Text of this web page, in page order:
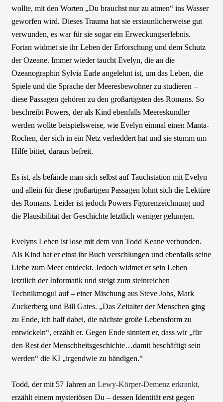
wollte, mit den Worten „Du brauchst nur zu atmen“ ins Wasser
geworfen wird. Dieses Trauma hat sie erstaunlicherweise gut
verwunden, es war für sie sogar ein Erweckungserlebnis.
Fortan widmet sie ihr Leben der Erforschung und dem Schutz
der Ozeane. Immer wieder taucht Evelyn, die an die
Ozeanographin Sylvia Earle angelehnt ist, um das Leben, die
Spiele und die Sprache der Meeresbewohner zu studieren –
diese Passagen gehören zu den großartigsten des Romans. So
beschreibt Powers, der als Kind ebenfalls Meereskundler
werden wollte beispielsweise, wie Evelyn einmal einen Manta-
Rochen, der sich in ein Netz verheddert hat und sie stumm um
Hilfe bittet, daraus befreit.
Es ist, als befände man sich selbst auf Tauchstation mit Evelyn
und allein für diese großartigen Passagen lohnt sich die Lektüre
des Romans. Leider ist jedoch Powers Figurenzeichnung und
die Plausibilität der Geschichte letztlich weniger gelungen.
Evelyns Leben ist lose mit dem von Todd Keane verbunden.
Als Kind hat er einst ihr Buch verschlungen und ebenfalls seine
Liebe zum Meer entdeckt. Jedoch widmet er sein Leben
letztlich der Informatik und steigt zum steinreichen
Technikmogul auf – einer Mischung aus Steve Jobs, Mark
Zuckerberg und Bill Gates. „Das Zeitalter der Menschen ging
zu Ende, ich half dabei, die nächste große Lebensform zu
entwickeln“, erzählt er. Gegen Ende sinniert er, dass wir „für
den Rest der Menschheitsgeschichte…damit beschäftigt sein
werden“ die KI „irgendwie zu bändigen.“
Todd, der mit 57 Jahren an Lewy-Körper-Demenz erkrankt,
erzählt einem mysteriösen Du – dessen Identität erst gegen